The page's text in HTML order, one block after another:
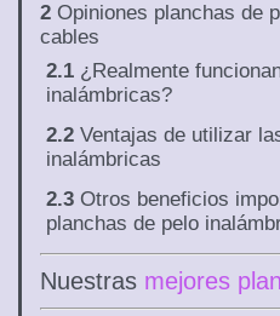
2 Opiniones planchas de
cables
2.1 ¿Realmente
inalámbricas?
2.2 Ventajas de utilizar
inalámbricas
2.3 Otros beneficios
planchas de pelo
Nuestras mejores